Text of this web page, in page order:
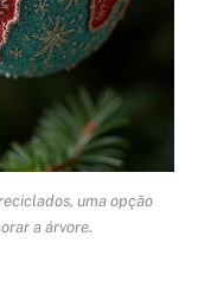
uma opção
a árvore.